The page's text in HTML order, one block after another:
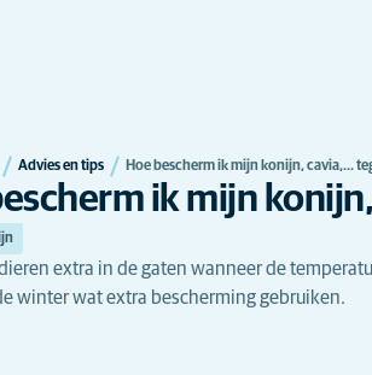
Advies en tips Hoe bescherm ik mijn konijn, cavia,...
ik mijn
extra in de gaten wanneer de
winter wat extra bescherming gebruiken.